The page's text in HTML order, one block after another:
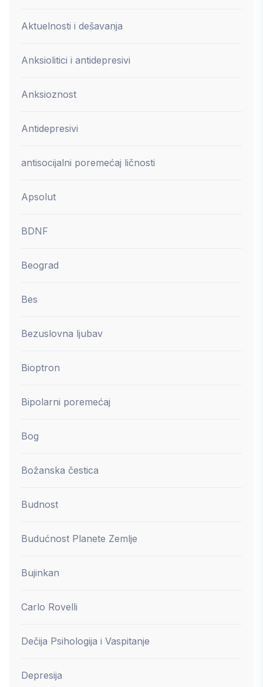
Aktuelnosti i dešavanja
Anksiolitici i antidepresivi
Anksioznost
Antidepresivi
antisocijalni poremećaj ličnosti
Apsolut
BDNF
Beograd
Bes
Bezuslovna ljubav
Bioptron
Bipolarni poremećaj
Bog
Božanska čestica
Budnost
Budućnost Planete Zemlje
Bujinkan
Carlo Rovelli
Dečija Psihologija i Vaspitanje
Depresija